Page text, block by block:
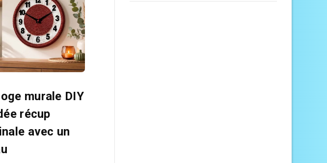
murale DIY
récup
avec un